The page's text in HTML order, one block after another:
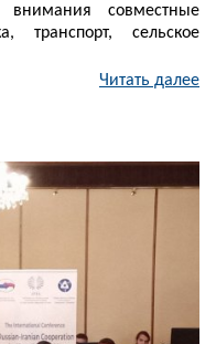
совместные
транспорт, сельское
Читать далее